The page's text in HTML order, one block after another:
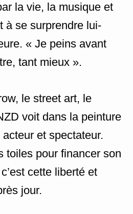
la vie, la musique et
à se surprendre lui-
« Je peins avant
tant mieux ».
le street art, le
voit dans la peinture
et spectateur.
toiles pour financer son
cette liberté et
jour.